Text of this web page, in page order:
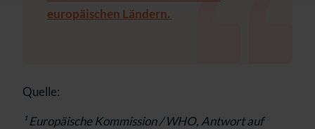
europäischen Ländern.
Quelle:
¹ Europäische Kommission / WHO, Antwort auf